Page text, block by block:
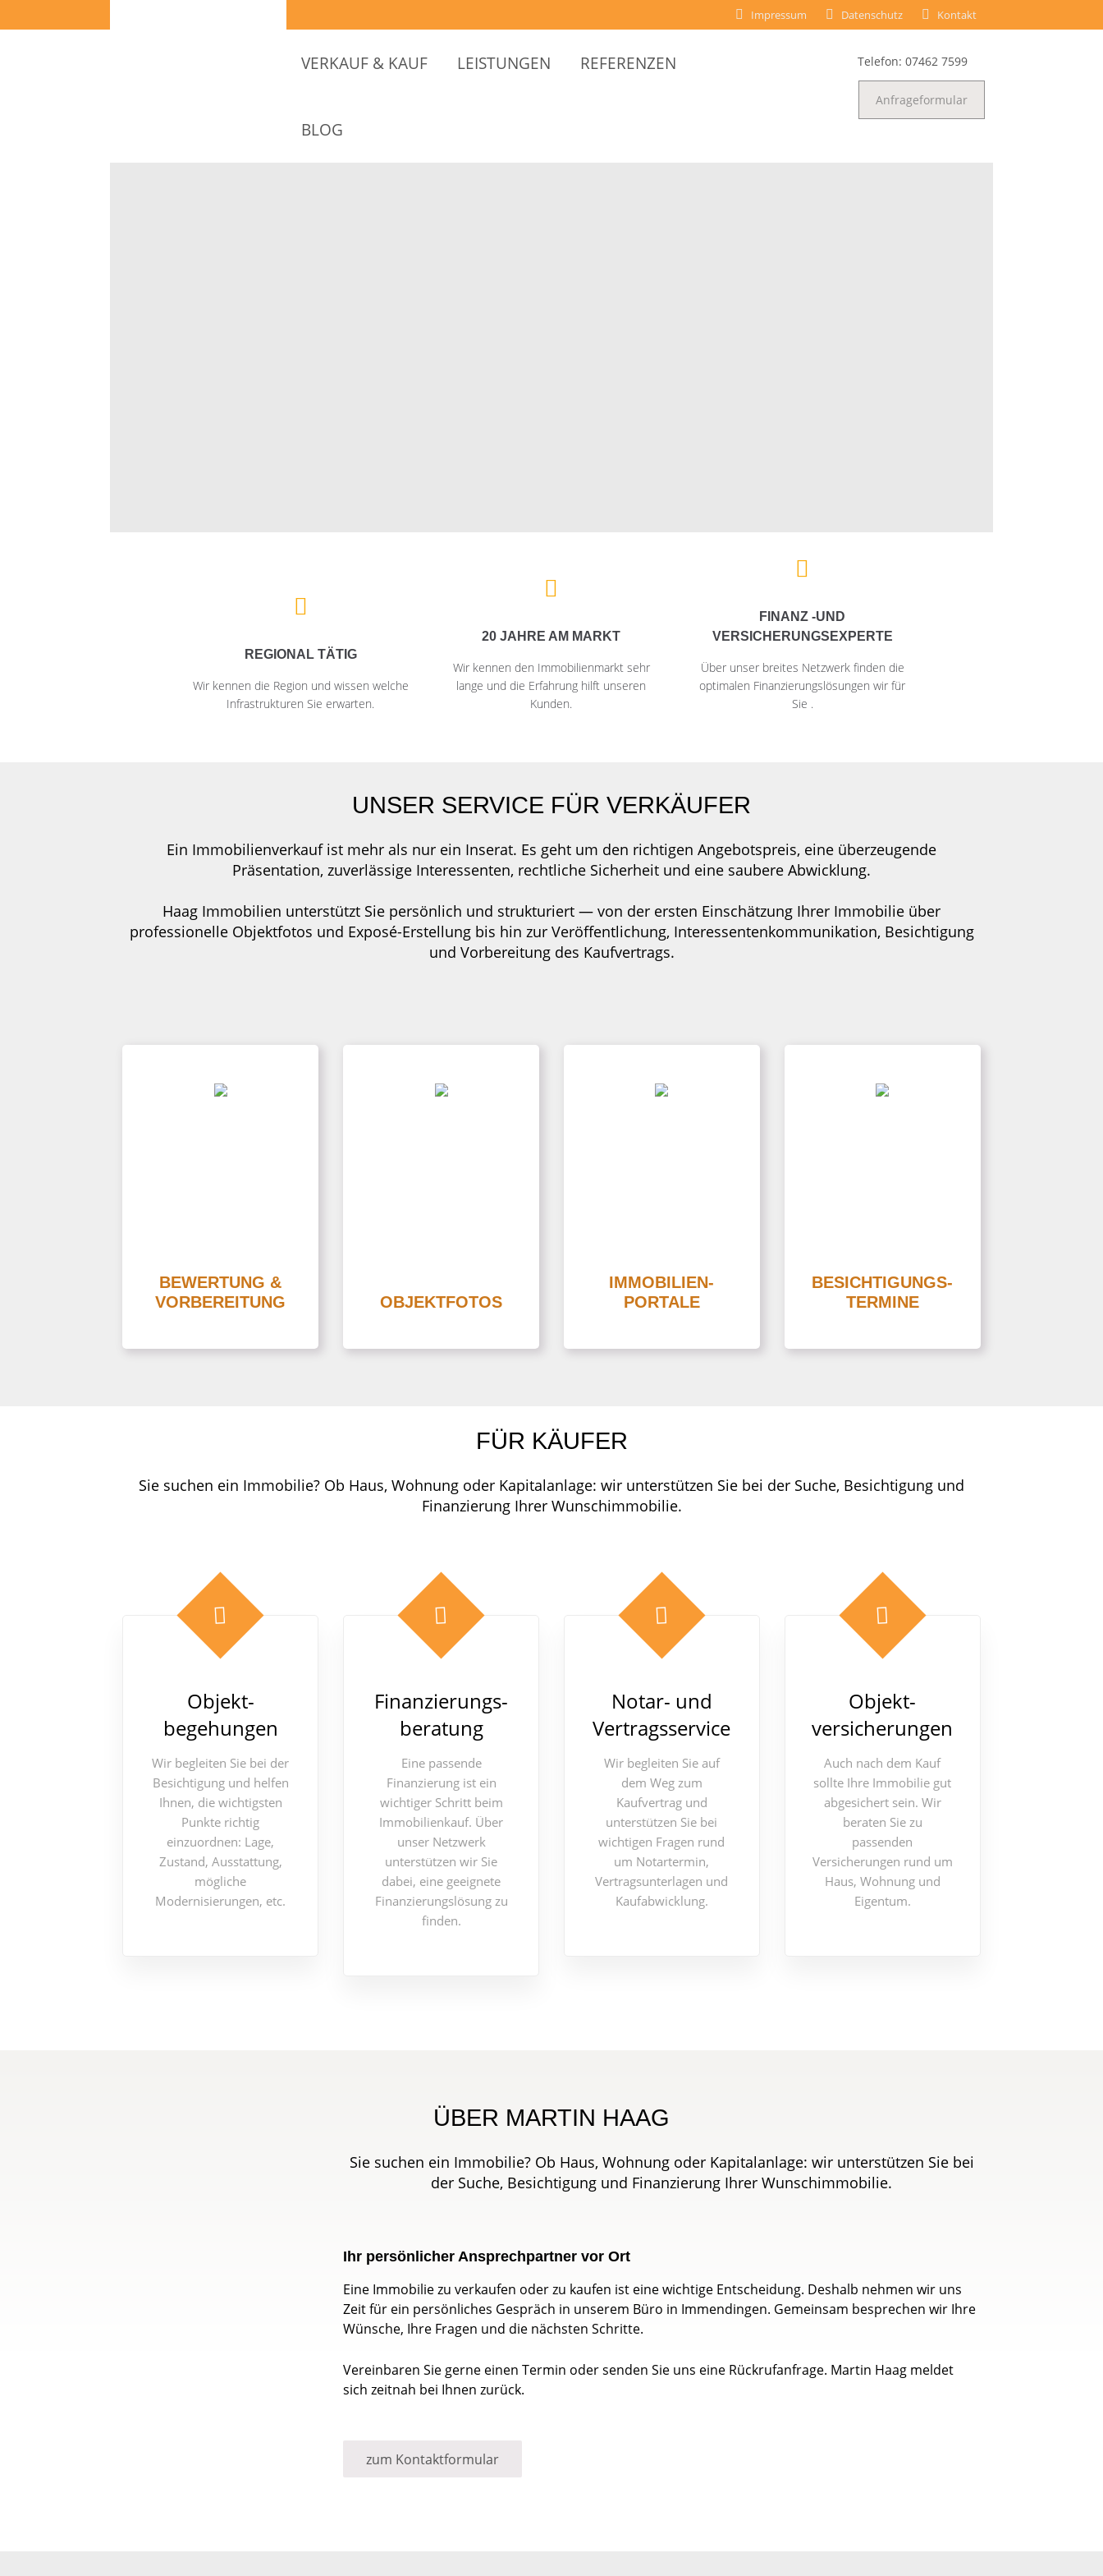
Impressum Datenschutz Kontakt
VERKAUF & KAUF LEISTUNGEN REFERENZEN
BLOG
Telefon: 07462 7599
Anfrageformular
REGIONAL TÄTIG
Wir kennen die Region und wissen welche
Infrastrukturen Sie erwarten.
20 JAHRE AM MARKT
Wir kennen den Immobilienmarkt sehr
lange und die Erfahrung hilft unseren
Kunden.
FINANZ -UND
VERSICHERUNGSEXPERTE
Über unser breites Netzwerk finden die
optimalen Finanzierungslösungen wir für
Sie .
UNSER SERVICE FÜR VERKÄUFER
Ein Immobilienverkauf ist mehr als nur ein Inserat. Es geht um den richtigen Angebotspreis, eine überzeugende
Präsentation, zuverlässige Interessenten, rechtliche Sicherheit und eine saubere Abwicklung.
Haag Immobilien unterstützt Sie persönlich und strukturiert — von der ersten Einschätzung Ihrer Immobilie über
professionelle Objektfotos und Exposé-Erstellung bis hin zur Veröffentlichung, Interessentenkommunikation, Besichtigung
und Vorbereitung des Kaufvertrags.
BEWERTUNG &
VORBEREITUNG
OBJEKTFOTOS
Neben der Beratung zum
wichtigen Bestandteil des
IMMOBILIEN-
PORTALE
weckt die Aufmerksamkeit
zu Ihrer Immobilie.
BESICHTIGUNGS-
TERMINE
Wir kümmern uns nicht
Bearbeitung der
FÜR KÄUFER
Sie suchen ein Immobilie? Ob Haus, Wohnung oder Kapitalanlage: wir unterstützen Sie bei der Suche, Besichtigung und
Finanzierung Ihrer Wunschimmobilie.
Objekt-
begehungen
Wir begleiten Sie bei der
Besichtigung und helfen
Ihnen, die wichtigsten
Punkte richtig
einzuordnen: Lage,
Zustand, Ausstattung,
mögliche
Modernisierungen, etc.
Finanzierungs-
beratung
Eine passende
Finanzierung ist ein
wichtiger Schritt beim
Immobilienkauf. Über
unser Netzwerk
unterstützen wir Sie
dabei, eine geeignete
Finanzierungslösung zu
finden.
Notar- und
Vertragsservice
Wir begleiten Sie auf
dem Weg zum
Kaufvertrag und
unterstützen Sie bei
wichtigen Fragen rund
um Notartermin,
Vertragsunterlagen und
Kaufabwicklung.
Objekt-
versicherungen
Auch nach dem Kauf
sollte Ihre Immobilie gut
abgesichert sein. Wir
beraten Sie zu
passenden
Versicherungen rund um
Haus, Wohnung und
Eigentum.
ÜBER MARTIN HAAG
Sie suchen ein Immobilie? Ob Haus, Wohnung oder Kapitalanlage: wir unterstützen Sie bei
der Suche, Besichtigung und Finanzierung Ihrer Wunschimmobilie.
Ihr persönlicher Ansprechpartner vor Ort
Eine Immobilie zu verkaufen oder zu kaufen ist eine wichtige Entscheidung. Deshalb nehmen wir uns
Zeit für ein persönliches Gespräch in unserem Büro in Immendingen. Gemeinsam besprechen wir Ihre
Wünsche, Ihre Fragen und die nächsten Schritte.
Vereinbaren Sie gerne einen Termin oder senden Sie uns eine Rückrufanfrage. Martin Haag meldet
sich zeitnah bei Ihnen zurück.
zum Kontaktformular